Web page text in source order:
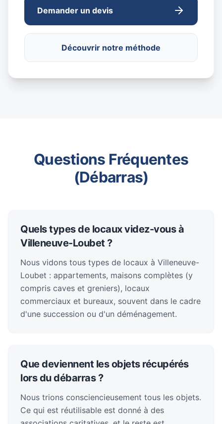
Demander un devis
Découvrir notre méthode
Questions Fréquentes
(Débarras)
Quels types de locaux videz-vous à
Villeneuve-Loubet ?
Nous vidons tous types de locaux à Villeneuve-
Loubet : appartements, maisons complètes (y
compris caves et greniers), locaux
commerciaux et bureaux, souvent dans le cadre
d'une succession ou d'un déménagement.
Que deviennent les objets récupérés
lors du débarras ?
Nous trions consciencieusement tous les objets.
Ce qui est réutilisable est donné à des